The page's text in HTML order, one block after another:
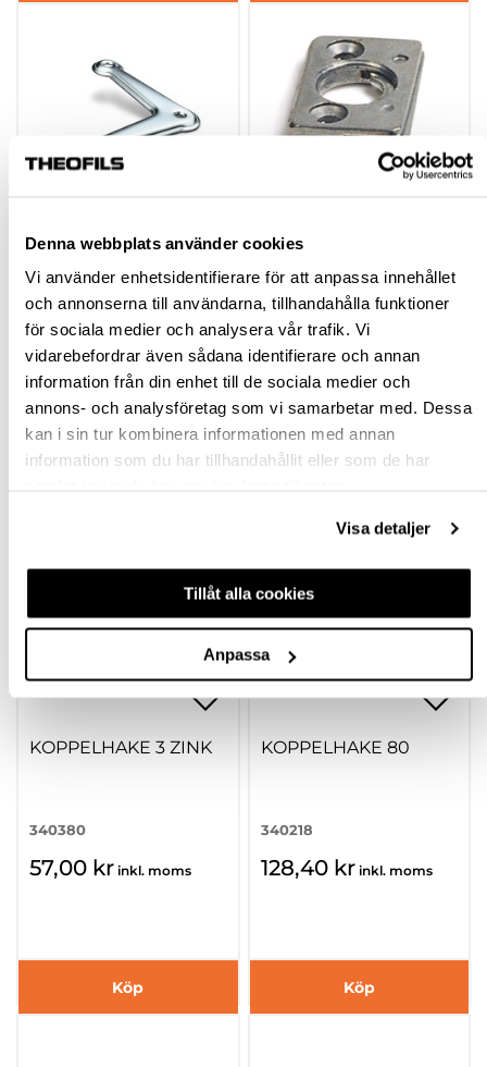
Denna webbplats använder cookies
Vi använder enhetsidentifierare för att anpassa innehållet
och annonserna till användarna, tillhandahålla funktioner
för sociala medier och analysera vår trafik. Vi
vidarebefordrar även sådana identifierare och annan
information från din enhet till de sociala medier och
annons- och analysföretag som vi samarbetar med. Dessa
kan i sin tur kombinera informationen med annan
information som du har tillhandahållit eller som de har
Visa detaljer
Tillåt alla cookies
Anpassa
HÖRNJÄRN 5159 Z
400076
44,70 kr inkl. moms
KOPPELBESLAG KB 85
340366
28,38 kr inkl. moms
KOPPELHAKE 3 ZINK
340380
57,00 kr inkl. moms
Köp
KOPPELHAKE 80
340218
128,40 kr inkl. moms
Köp